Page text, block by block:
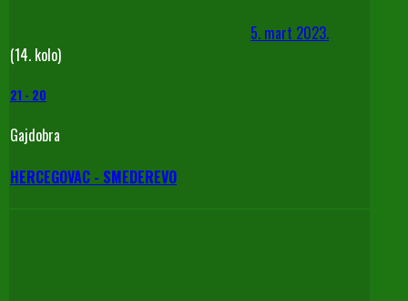
5. mart 2023.
(14. kolo)
21 - 20
Gajdobra
HERCEGOVAC - SMEDEREVO